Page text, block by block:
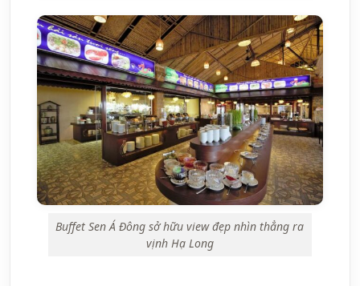
Buffet Sen Á Đông sở hữu view đẹp nhìn thẳng ra
vịnh Hạ Long